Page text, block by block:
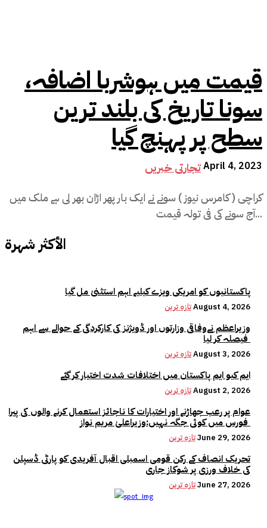
قیمت میں ہوشربا اضافہ،
سونا تاریخ کی بلند ترین
سطح پر پہنچ گیا
تجارتی خبریںApril 4, 2023
کراچی ( کامرس نیوز ) سونے نے ایک بار پھر اڑان بھر لی ہے ملک میں
آج سونے کی فی تولہ قیمت...
الأكثر شهرة
پاکستانیوں کو امریکی ویزے کیلیے اہم استثنیٰ مل گیا
تازہ ترینAugust 4, 2026
وزیراعظم نےوفاقی وزارتوں اور ڈویژنز کی کارکردگی کے حوالے سے اہم
تازہ ترینAugust 3, 2026
ایم کیو ایم پاکستان میں اختلافات شدت اختیار کر گئے
تازہ ترینAugust 2, 2026
عوام پر رعب جھاڑنے اور اختیارات کا ناجائز استعمال کرنے والوں کی پیرا
تازہ ترینJune 29, 2026
تحریک انصاف کے رکن قومی اسمبلی اقبال آفریدی کو پارٹی ڈسپلن
کی خلاف ورزی پر شوکاز جاری
تازہ ترینJune 27, 2026